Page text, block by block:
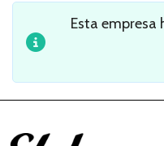
Esta empresa